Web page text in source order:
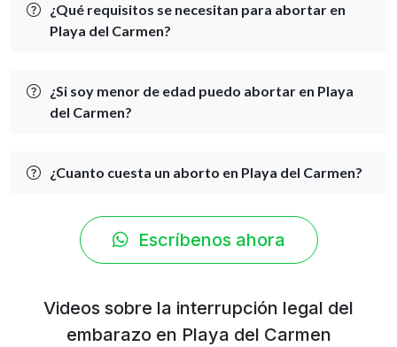
¿Qué requisitos se necesitan para abortar en
Playa del Carmen?
¿Si soy menor de edad puedo abortar en Playa
del Carmen?
¿Cuanto cuesta un aborto en Playa del Carmen?
Escríbenos ahora
Videos sobre la interrupción legal del
embarazo en Playa del Carmen